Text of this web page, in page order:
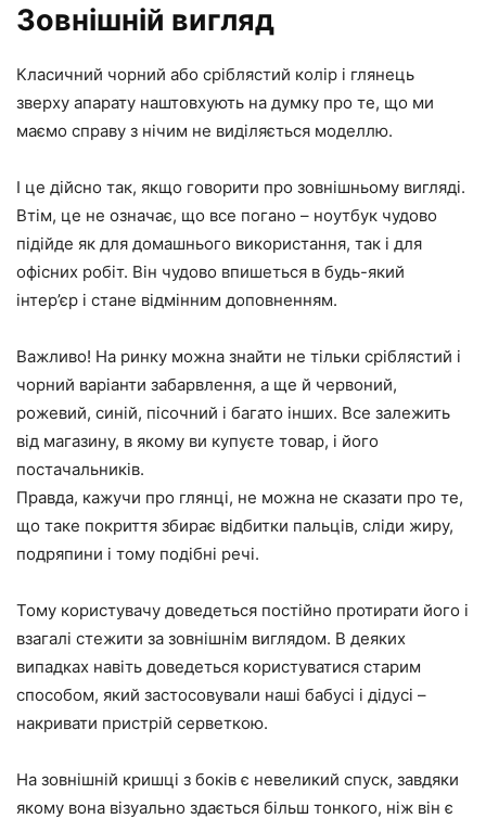
Зовнішній вигляд
Класичний чорний або сріблястий колір і глянець
зверху апарату наштовхують на думку про те, що ми
маємо справу з нічим не виділяється моделлю.
І це дійсно так, якщо говорити про зовнішньому вигляді.
Втім, це не означає, що все погано – ноутбук чудово
підійде як для домашнього використання, так і для
офісних робіт. Він чудово впишеться в будь-який
інтер’єр і стане відмінним доповненням.
Важливо! На ринку можна знайти не тільки сріблястий і
чорний варіанти забарвлення, а ще й червоний,
рожевий, синій, пісочний і багато інших. Все залежить
від магазину, в якому ви купуєте товар, і його
постачальників.
Правда, кажучи про глянці, не можна не сказати про те,
що таке покриття збирає відбитки пальців, сліди жиру,
подряпини і тому подібні речі.
Тому користувачу доведеться постійно протирати його і
взагалі стежити за зовнішнім виглядом. В деяких
випадках навіть доведеться користуватися старим
способом, який застосовували наші бабусі і дідусі –
накривати пристрій серветкою.
На зовнішній кришці з боків є невеликий спуск, завдяки
якому вона візуально здається більш тонкого, ніж він є